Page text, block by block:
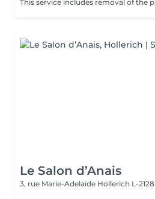
Le Salon d’Anais
3, rue Marie-Adelaïde Hollerich L-2128